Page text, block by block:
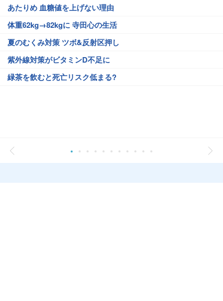
あたりめ 血糖値を上げない理由
体重62kg→82kgに 寺田心の生活
夏のむくみ対策 ツボ&反射区押し
紫外線対策がビタミンD不足に
緑茶を飲むと死亡リスク低まる?